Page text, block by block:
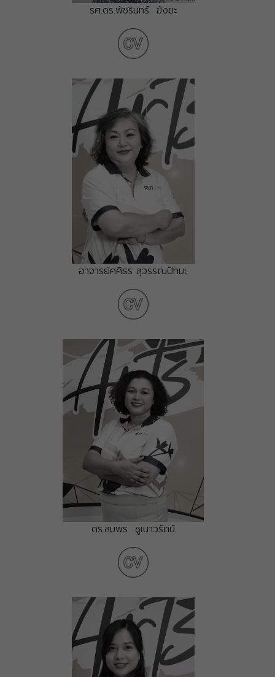
รศ.ดร.พัชรินทร์ ฆังฆะ
อาจารย์ศศิธร สุวรรณปัทมะ
ดร.สมพร ชูเนาวรัตน์